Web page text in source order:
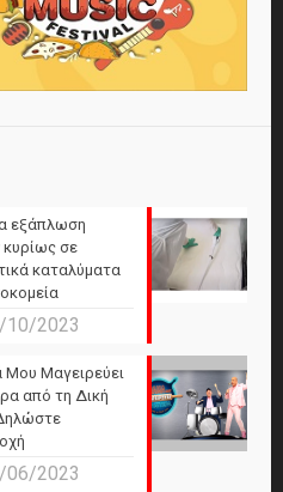
εξάπλωση
κυρίως σε
καταλύματα
10/2023
Μαγειρεύει
από τη Δική
06/2023